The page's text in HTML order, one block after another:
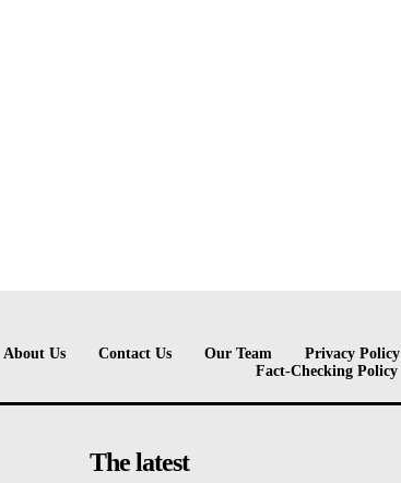
About Us Contact Us Our Team Privacy Policy
Fact-Checking Policy
The latest